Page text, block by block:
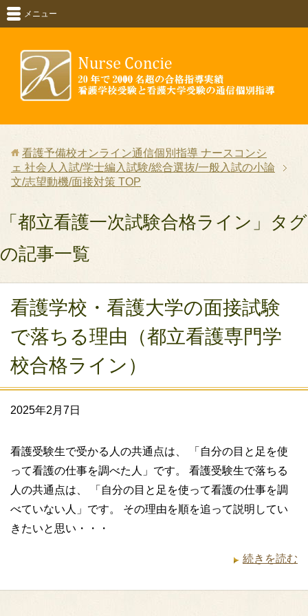
メニュー
看護予備校オンライン通信個別指導 ナースコンシ
ェ 社会人入試/学士編入試験/総合選抜/一般入試の小論
文/志望動機/面接対策 TOP
「都立看護一次試験合格ライン」タグ
の記事一覧
看護学校・看護大学の面接試験
で落ちる理由（都立看護専門学
校合格ライン）
2025年2月7日
看護受験生で受かる人の共通点は、 「自分の目と足を使
って看護の仕事を調べた人」です。 看護受験生で落ちる
人の共通点は、 「自分の目と足を使って看護の仕事を調
べていない人」です。 その理由を順を追って説明してい
きたいと思い・・・
続きを読む